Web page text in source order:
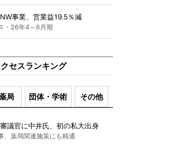
事業、営業益19.5％減
・26年4～6月期
セスランキング
局 団体・学術 その他
議官に中井氏、初の私大出身
、薬局関連施策にも精通